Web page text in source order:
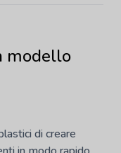
modello
di creare